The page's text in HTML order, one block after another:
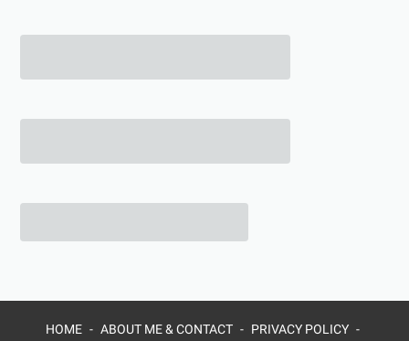
HOME ABOUT ME & CONTACT PRIVACY POLICY